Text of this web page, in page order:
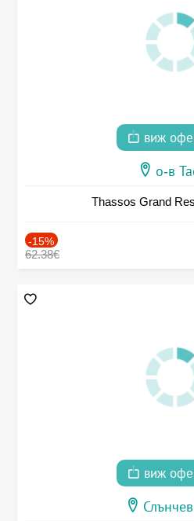
виж
о-в
Thassos Grand
-15%
62.38€
виж